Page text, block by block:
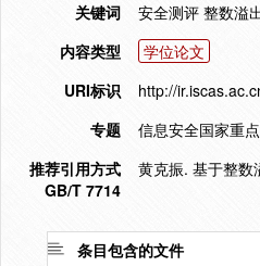
关键词
安全测评 整数溢
内容类型
学位论文
URI标识
http://
专题
信息安全国家重
推荐引用方式
GB/T 7714
黄克振. 基于整数
条目包含的文件